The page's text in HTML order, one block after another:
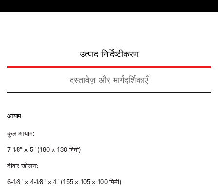
उत्पाद निर्दिष्टीकरण
दस्तावेज़ और मार्गदर्शिकाएँ
आयाम
कुल आयाम:
7-1⁄8" x 5" (180 x 130 मिमी)
दीवार खोलना:
6-1⁄8" x 4-1⁄8" x 4" (155 x 105 x 100 मिमी)